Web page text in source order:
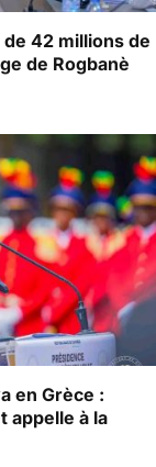
42 millions de
de Rogbanè
en Grèce :
appelle à la